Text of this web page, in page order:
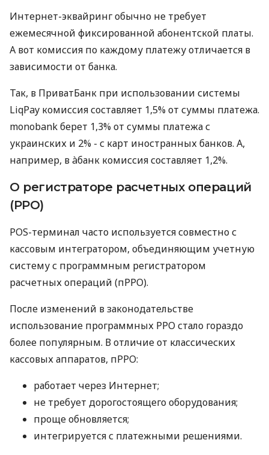
Интернет-эквайринг обычно не требует
ежемесячной фиксированной абонентской платы.
А вот комиссия по каждому платежу отличается в
зависимости от банка.
Так, в ПриватБанк при использовании системы
LiqPay комиссия составляет 1,5% от суммы платежа.
monobank берет 1,3% от суммы платежа с
украинских и 2% - с карт иностранных банков. А,
например, в àбанк комиссия составляет 1,2%.
О регистраторе расчетных операций
(РРО)
POS-терминал часто используется совместно с
кассовым интегратором, объединяющим учетную
систему с программным регистратором
расчетных операций (пРРО).
После изменений в законодательстве
использование программных РРО стало гораздо
более популярным. В отличие от классических
кассовых аппаратов, пРРО:
работает через Интернет;
не требует дорогостоящего оборудования;
проще обновляется;
интегрируется с платежными решениями.